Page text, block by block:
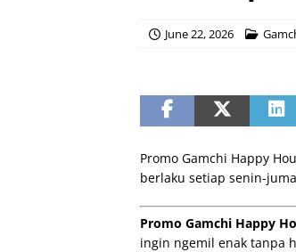
June 22, 2026
Promo Gamchi Happy
berlaku setiap senin-
Promo Gamchi Happy
ingin ngemil enak tanpa